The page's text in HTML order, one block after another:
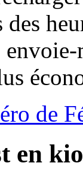
de
en